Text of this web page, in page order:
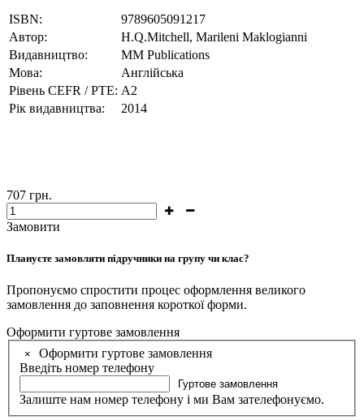
ISBN:
9789605091217
Автор:
H.Q.Mitchell, Marileni Maklogianni
Видавництво:
MM Publications
Мова:
Англійська
Рівень CEFR / PTE: А2
Рік видавництва:
2014
707 грн.
Замовити
Плануєте замовляти підручники на групу чи клас?
Пропонуємо спростити процес оформлення великого
замовлення до заповнення короткої форми.
Оформити гуртове замовлення
×
Оформити гуртове замовлення
Введіть номер телефону
Гуртове замовлення
Залиште нам номер телефону і ми Вам зателефонуємо.